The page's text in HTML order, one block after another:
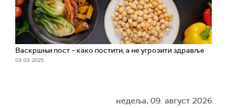
Васкршњи пост – како постити, а не угрозити здравље
03. 03. 2025.
недеља, 09. август 2026.